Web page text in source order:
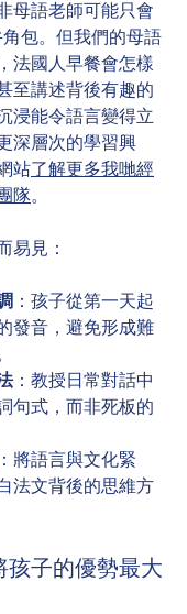
母語老師可能只會
角包。但我們的母語
法國人早餐會怎樣
至講述背後有趣的
浸能令語言變得立
深層次的學習興
站了解更多我哋經
隊。
易見：
：孩子從第一天起
發音，避免形成難
：教授日常對話中
句式，而非死板的
：將語言與文化緊
法文背後的思維方
子的優勢最大